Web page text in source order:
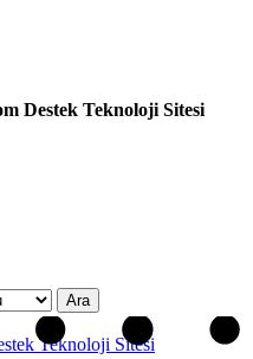
Destek Teknoloji Sitesi